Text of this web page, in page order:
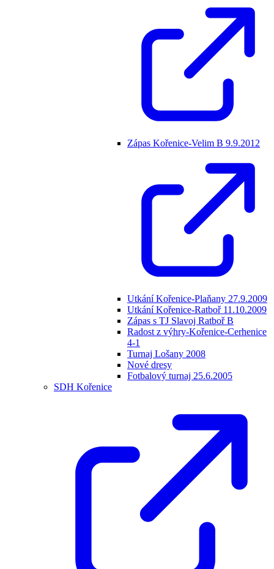
Zápas Kořenice-Velim B 9.9.2012
Utkání Kořenice-Plaňany 27.9.2009
Utkání Kořenice-Ratboř 11.10.2009
Zápas s TJ Slavoj Ratboř B
Radost z výhry-Kořenice-Cerhenice
4-1
Turnaj Lošany 2008
Nové dresy
Fotbalový turnaj 25.6.2005
SDH Kořenice